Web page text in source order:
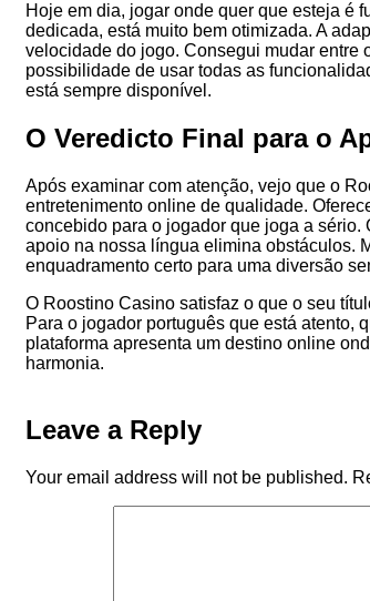
Hoje em dia, jogar onde quer que esteja é
dedicada, está muito bem otimizada. A
velocidade do jogo. Consegui mudar entre
possibilidade de usar todas as
está sempre disponível.
O Veredicto Final para o
Após examinar com atenção, vejo que o
entretenimento online de qualidade.
concebido para o jogador que joga a
apoio na nossa língua elimina obstáculos.
enquadramento certo para uma diversão
O Roostino Casino satisfaz o que o seu
Para o jogador português que está atento,
plataforma apresenta um destino online
harmonia.
Leave a Reply
Your email address will not be published.